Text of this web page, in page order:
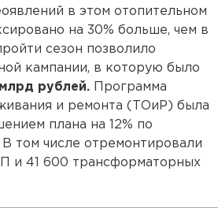
в этом отопительном
на 30% больше, чем в
сезон позволило
кампании, в которую было
млрд рублей. Программа
и ремонта (ТОиР) была
плана на 12% по
том числе отремонтировали
и 41 600 трансформаторных